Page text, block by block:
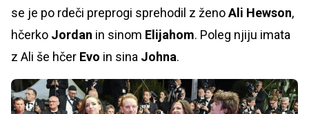
se je po rdeči preprogi sprehodil z ženoAli Hewson,
hčerko Jordan in sinom Elijahom. Poleg njiju imata
z Ali še hčer Evo in sina Johna.